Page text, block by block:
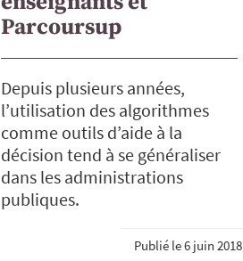
Parcoursup
Depuis plusieurs années,
l’utilisation des algorithmes
comme outils d’aide à la
décision tend à se généraliser
dans les administrations
publiques.
Publié le6 juin 2018